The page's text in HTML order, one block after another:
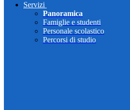
Servizi
Panoramica
Famiglie e studenti
Personale scolastico
Percorsi di studio